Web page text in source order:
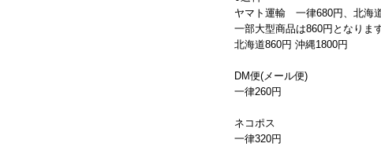
ヤマト運輸 一律680円、北海
一部大型商品は860円となりま
北海道860円 沖縄1800円
DM便(メール便)
一律260円
ネコポス
一律320円